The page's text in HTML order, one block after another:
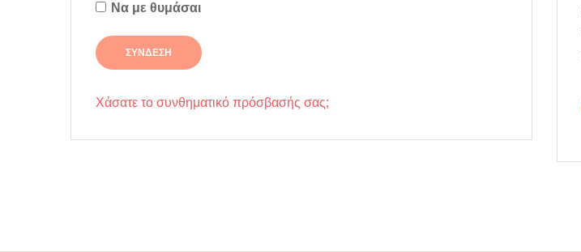
Να με θυμάσαι
ΣΎΝΔΕΣΗ
Χάσατε το συνθηματικό πρόσβασής σας;